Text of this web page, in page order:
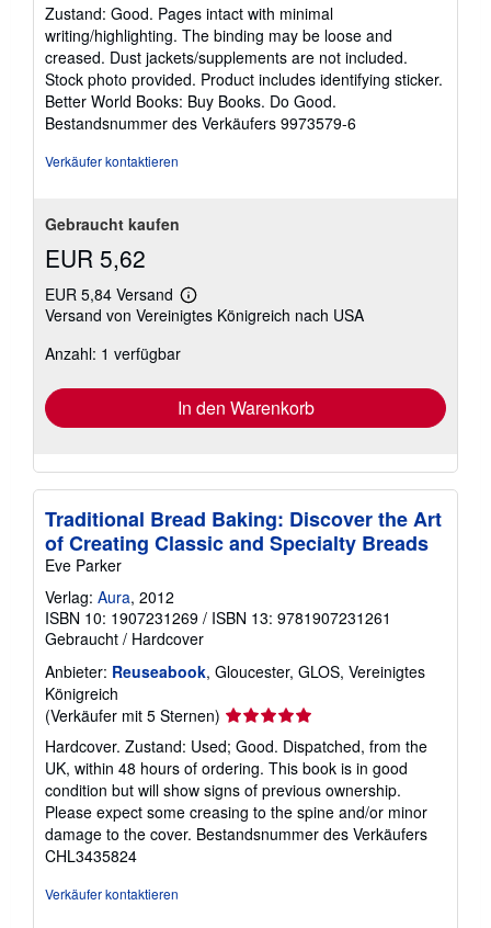
von
5
Sternen
Zustand: Good. Pages intact with minimal
writing/highlighting. The binding may be loose and
creased. Dust jackets/supplements are not included.
Stock photo provided. Product includes identifying sticker.
Better World Books: Buy Books. Do Good.
Bestandsnummer des Verkäufers 9973579-6
Verkäufer kontaktieren
Gebraucht kaufen
EUR 5,62
EUR 5,84 Versand
Weitere
Informationen
Versand von Vereinigtes Königreich nach USA
Anzahl: 1 verfügbar
In den Warenkorb
Traditional Bread Baking: Discover the Art
of Creating Classic and Specialty Breads
Eve Parker
Verlag: Aura, 2012
ISBN 10: 1907231269 / ISBN 13: 9781907231261
Gebraucht / Hardcover
Anbieter: Reuseabook, Gloucester, GLOS, Vereinigtes
Königreich
(Verkäufer mit 5 Sternen) Verkäuferbewertung
5
von
5
Sternen
Hardcover. Zustand: Used; Good. Dispatched, from the
UK, within 48 hours of ordering. This book is in good
condition but will show signs of previous ownership.
Please expect some creasing to the spine and/or minor
damage to the cover. Bestandsnummer des Verkäufers
CHL3435824
Verkäufer kontaktieren